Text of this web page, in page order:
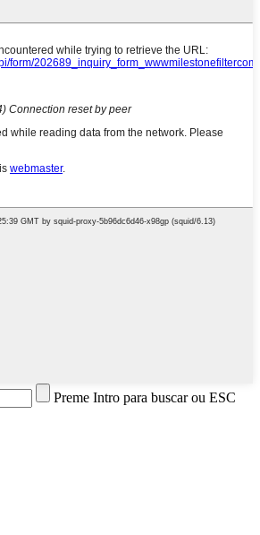
Preme Intro para buscar ou ESC